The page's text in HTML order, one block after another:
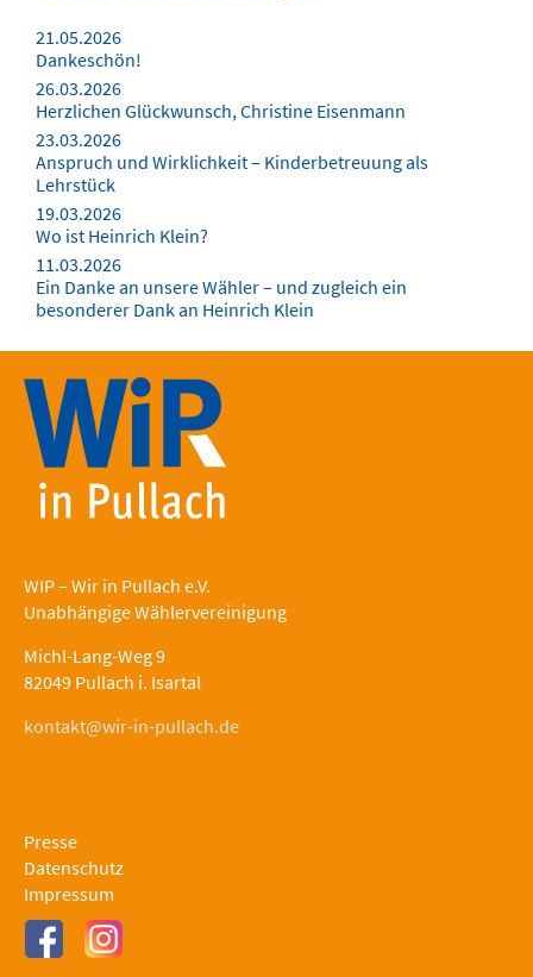
21.05.2026
Dankeschön!
26.03.2026
Herzlichen Glückwunsch, Christine Eisenmann
23.03.2026
Anspruch und Wirklichkeit – Kinderbetreuung als
Lehrstück
19.03.2026
Wo ist Heinrich Klein?
11.03.2026
Ein Danke an unsere Wähler – und zugleich ein
besonderer Dank an Heinrich Klein
WIP – Wir in Pullach e.V.
Unabhängige Wählervereinigung
Michl-Lang-Weg 9
82049 Pullach i. Isartal
kontakt@wir-in-pullach.de
Presse
Datenschutz
Impressum